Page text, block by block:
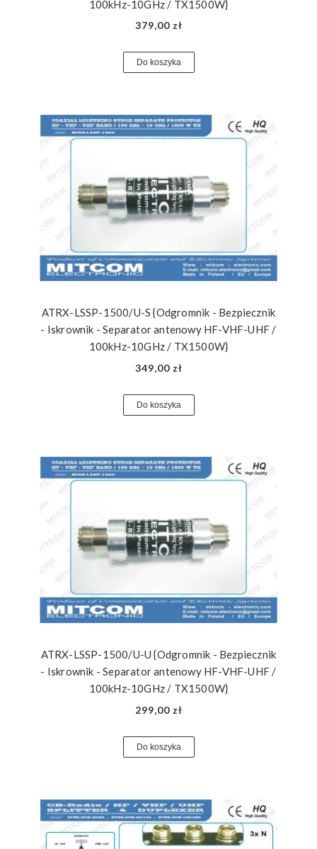
100kHz-10GHz / TX1500W}
379,00 zł
Do koszyka
ATRX-LSSP-1500/U-S {Odgromnik - Bezpiecznik
- Iskrownik - Separator antenowy HF-VHF-UHF /
100kHz-10GHz / TX1500W}
349,00 zł
Do koszyka
ATRX-LSSP-1500/U-U {Odgromnik - Bezpiecznik
- Iskrownik - Separator antenowy HF-VHF-UHF /
100kHz-10GHz / TX1500W}
299,00 zł
Do koszyka